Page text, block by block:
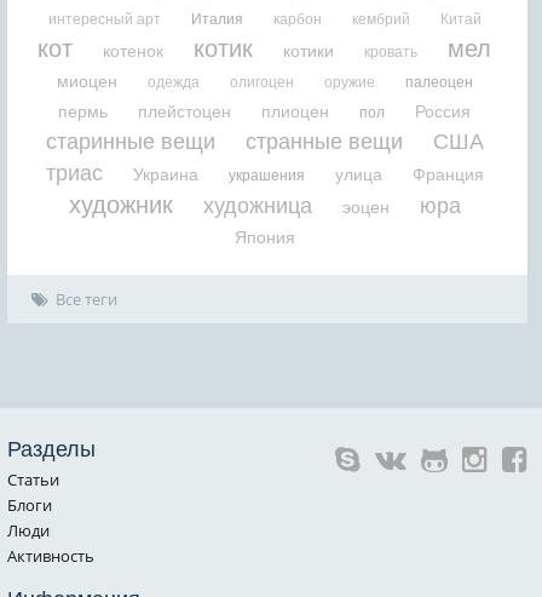
интересный арт Италия карбон кембрий Китай
кот котенок котик котики кровать мел
миоцен одежда олигоцен оружие палеоцен
пермь плейстоцен плиоцен пол Россия
старинные вещи странные вещи
США
триас
Украина украшения улица Франция
художник художница эоцен юра
Япония
Все теги
Разделы
Статьи
Блоги
Люди
Активность